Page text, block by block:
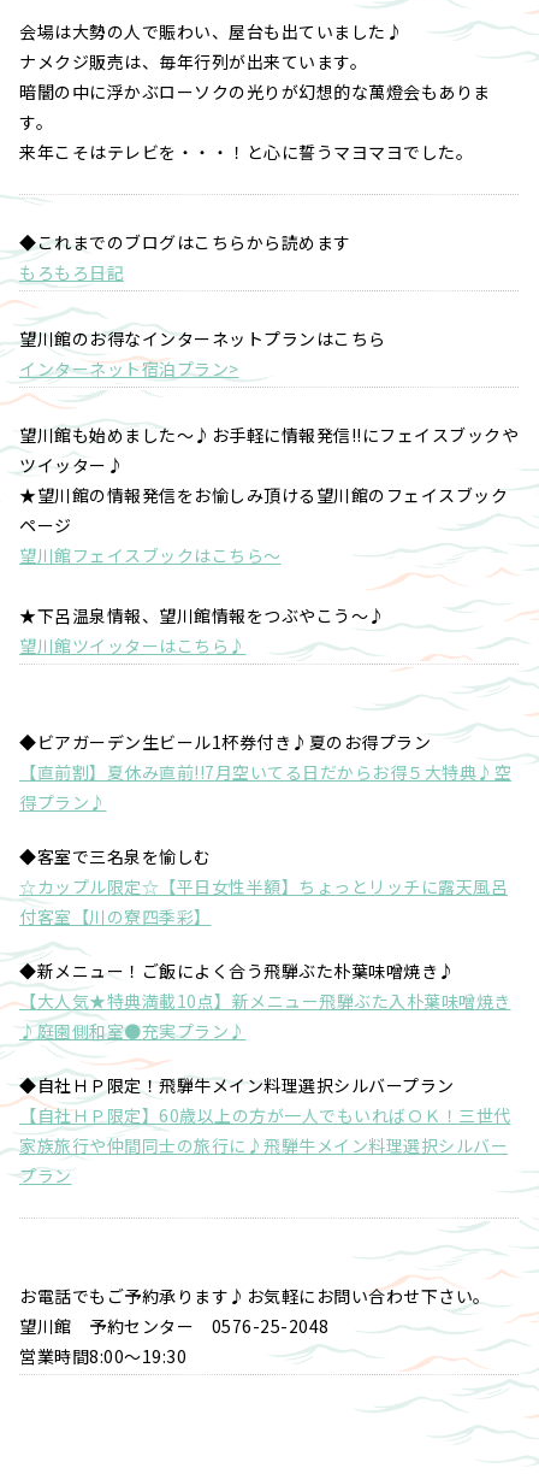
会場は大勢の人で賑わい、屋台も出ていました♪
ナメクジ販売は、毎年行列が出来ています。
暗闇の中に浮かぶローソクの光りが幻想的な萬燈会もありま
す。
来年こそはテレビを・・・！と心に誓うマヨマヨでした。
◆これまでのブログはこちらから読めます
もろもろ日記
望川館のお得なインターネットプランはこちら
インターネット宿泊プラン>
望川館も始めました～♪お手軽に情報発信!!にフェイスブックや
ツイッター♪
★望川館の情報発信をお愉しみ頂ける望川館のフェイスブック
ページ
望川館フェイスブックはこちら～
★下呂温泉情報、望川館情報をつぶやこう～♪
望川館ツイッターはこちら♪
◆ビアガーデン生ビール1杯券付き♪夏のお得プラン
【直前割】夏休み直前!!7月空いてる日だからお得５大特典♪空
得プラン♪
◆客室で三名泉を愉しむ
☆カップル限定☆【平日女性半額】ちょっとリッチに露天風呂
付客室【川の寮四季彩】
◆新メニュー！ご飯によく合う飛騨ぶた朴葉味噌焼き♪
【大人気★特典満載10点】新メニュー飛騨ぶた入朴葉味噌焼き
♪庭園側和室●充実プラン♪
◆自社ＨＰ限定！飛騨牛メイン料理選択シルバープラン
【自社ＨＰ限定】60歳以上の方が一人でもいればＯＫ！三世代
家族旅行や仲間同士の旅行に♪飛騨牛メイン料理選択シルバー
プラン
お電話でもご予約承ります♪お気軽にお問い合わせ下さい。
望川館 予約センター 0576-25-2048
営業時間8:00～19:30